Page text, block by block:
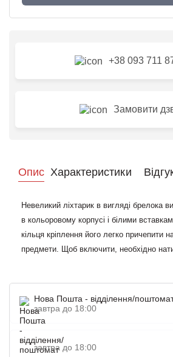
+38 093 711
Замовити
Опис Характеристики
Невеликий ліхтарик в вигляді брелока
в кольоровому корпусі і білими
кільця кріплення його легко причепити
предмети. Щоб включити, необхідно
клієнтів, співробітників на презентації,
форуми і не тільки. Відмінним рішенням
логотип, бренд, назва тампоном або
друком. Хороший варіант для поліпшення
Нова Пошта - відділення/
завтра до 18:00
завтра до 18:00